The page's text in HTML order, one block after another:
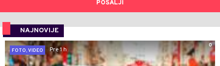
POŠALJI
NAJNOVIJE
0
FOTO, VIDEO
Pre 1 h